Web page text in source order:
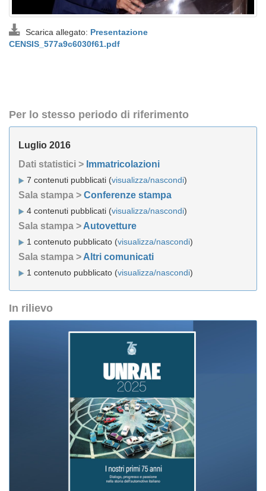
Scarica allegato: Presentazione
CENSIS_577a9c6030f61.pdf
Per lo stesso periodo di riferimento
Luglio 2016
Dati statistici > Immatricolazioni
7 contenuti pubblicati (visualizza/nascondi)
Sala stampa > Conferenze stampa
4 contenuti pubblicati (visualizza/nascondi)
Sala stampa > Autovetture
1 contenuto pubblicato (visualizza/nascondi)
Sala stampa > Altri comunicati
1 contenuto pubblicato (visualizza/nascondi)
In rilievo